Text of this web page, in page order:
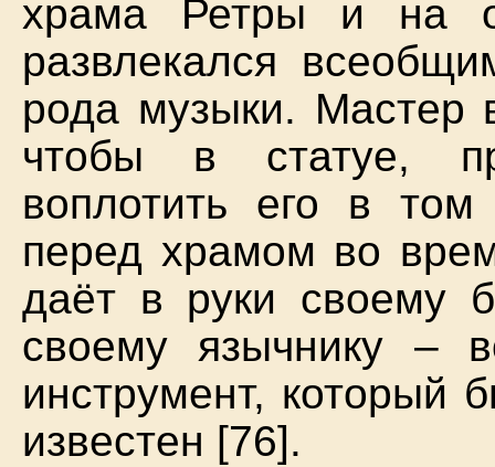
храма Ретры и на
развлекался
рода музыки. Мастер
чтобы в статуе,
воплотить его в
перед храмом во
даёт в руки своему
своему язычнику –
инструмент, который
известен [76].